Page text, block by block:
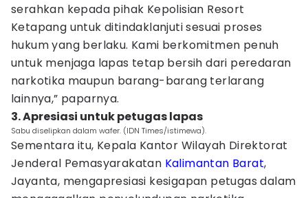
serahkan kepada pihak Kepolisian Resort
Ketapang untuk ditindaklanjuti sesuai proses
hukum yang berlaku. Kami berkomitmen penuh
untuk menjaga lapas tetap bersih dari peredaran
narkotika maupun barang-barang terlarang
lainnya,” paparnya.
3. Apresiasi untuk petugas lapas
Sabu diselipkan dalam wafer. (IDN Times/istimewa).
Sementara itu, Kepala Kantor Wilayah Direktorat
Jenderal Pemasyarakatan Kalimantan Barat,
Jayanta, mengapresiasi kesigapan petugas dalam